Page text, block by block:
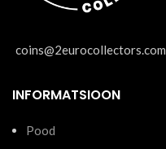
coins@2eurocollectors.com
INFORMATSIOON
Pood